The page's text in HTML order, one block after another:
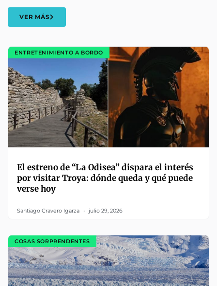
VER MÁS
ENTRETENIMIENTO A BORDO
El estreno de “La Odisea” dispara el interés
por visitar Troya: dónde queda y qué puede
verse hoy
Santiago Cravero Igarza julio 29, 2026
COSAS SORPRENDENTES